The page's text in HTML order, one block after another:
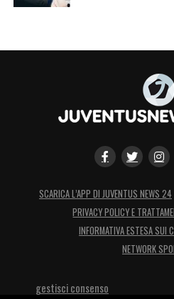
SCARICA L’APP DI JUVENTUS NEWS 24
PRIVACY POLICY E
INFORMATIVA ESTESA SUI
NETWORK
gestisci consenso